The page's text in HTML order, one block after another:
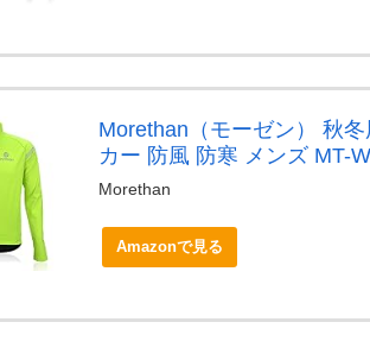
Morethan（モーゼン） 秋
カー 防風 防寒 メンズ MT-
Morethan
Amazonで見る